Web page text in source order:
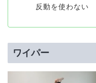
反動を使わない
ワイパー